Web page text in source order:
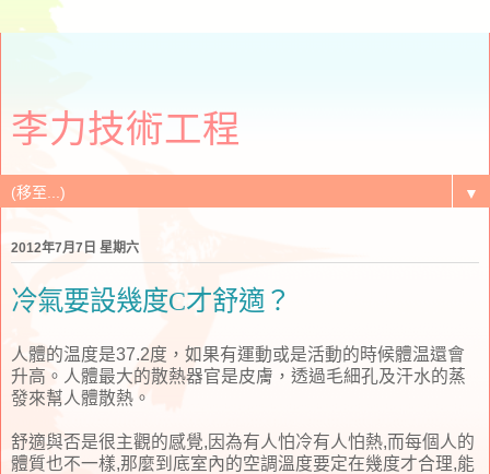
李力技術工程
▼
2012年7月7日 星期六
冷氣要設幾度C才舒適？
人體的温度是37.2度，如果有運動或是活動的時候體温還會
升高。人體最大的散熱器官是皮膚，透過毛細孔及汗水的蒸
發來幫人體散熱。
舒適與否是很主觀的感覺,因為有人怕冷有人怕熱,而每個人的
體質也不一樣,那麼到底室內的空調溫度要定在幾度才合理,能